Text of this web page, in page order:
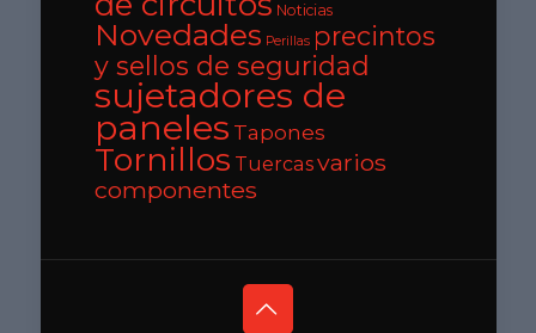
Noticias
Novedades Perillas precintos
y sellos de seguridad
sujetadores de
paneles Tapones
Tornillos Tuercasvarios
componentes